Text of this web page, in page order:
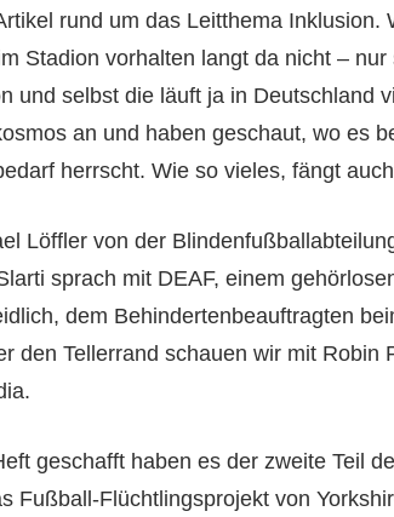
rund um das Leitthema
Stadion vorhalten langt da nicht –
und selbst die läuft ja in Deutschland
an und haben geschaut, wo es
herrscht. Wie so vieles, fängt
Löffler von der
sprach mit DEAF, einem
dem Behindertenbeauftragten
den Tellerrand schauen wir mit
geschafft haben es der zweite Teil
Fußball-Flüchtlingsprojekt von